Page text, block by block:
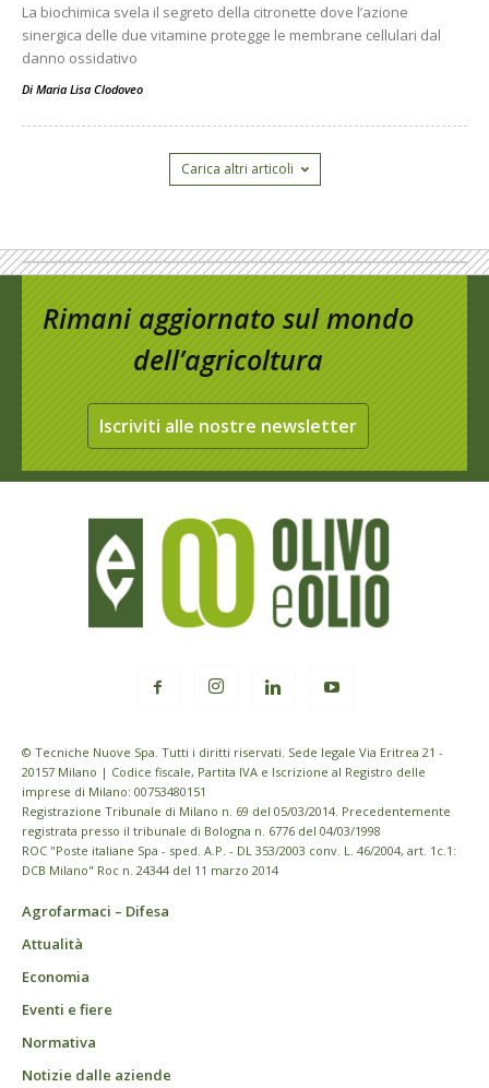
La biochimica svela il segreto della citronette dove l’azione
sinergica delle due vitamine protegge le membrane cellulari dal
danno ossidativo
Di Maria Lisa Clodoveo
Carica altri articoli
Rimani aggiornato sul mondo
dell’agricoltura
Iscriviti alle nostre newsletter
© Tecniche Nuove Spa. Tutti i diritti riservati. Sede legale Via Eritrea 21 -
20157 Milano | Codice fiscale, Partita IVA e Iscrizione al Registro delle
imprese di Milano: 00753480151
Registrazione Tribunale di Milano n. 69 del 05/03/2014. Precedentemente
registrata presso il tribunale di Bologna n. 6776 del 04/03/1998
ROC "Poste italiane Spa - sped. A.P. - DL 353/2003 conv. L. 46/2004, art. 1c.1:
DCB Milano" Roc n. 24344 del 11 marzo 2014
Agrofarmaci – Difesa
Attualità
Economia
Eventi e fiere
Normativa
Notizie dalle aziende